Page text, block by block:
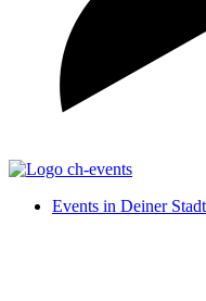
Events in Deiner Stadt